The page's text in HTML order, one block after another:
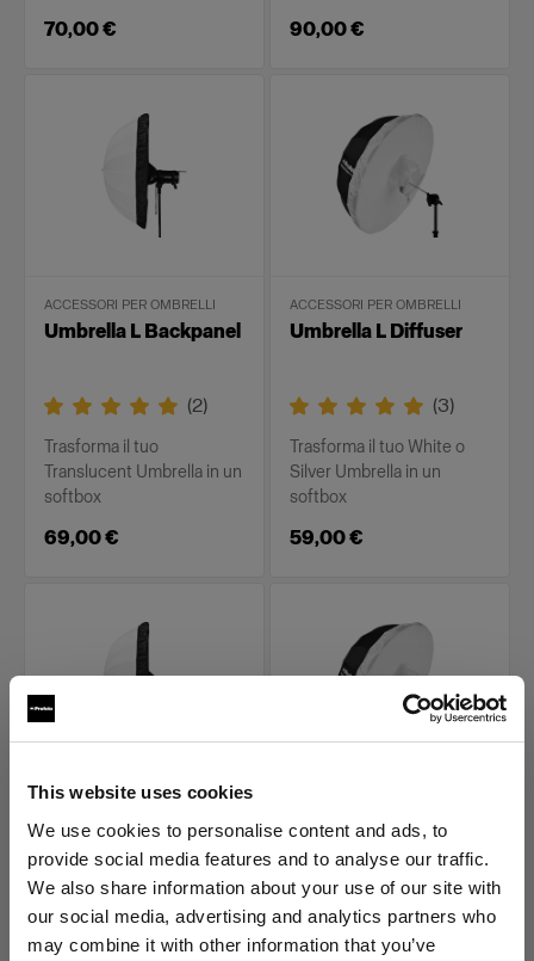
This website uses cookies
We use cookies to personalise content and ads, to
provide social media features and to analyse our traffic.
We also share information about your use of our site with
our social media, advertising and analytics partners who
may combine it with other information that you’ve
70,00 € 90,00 €
ACCESSORI PER OMBRELLI
Umbrella L Backpanel
(2)
Trasforma il tuo
Translucent Umbrella in un
softbox
69,00 €
ACCESSORI PER OMBRELLI
Umbrella L Diffuser
(3)
Trasforma il tuo White o
Silver Umbrella in un
softbox
59,00 €
Umbrella M
Backpanel
(2)
Trasforma il tuo
Umbrella M Diffuser
(3)
Trasforma il tuo White o